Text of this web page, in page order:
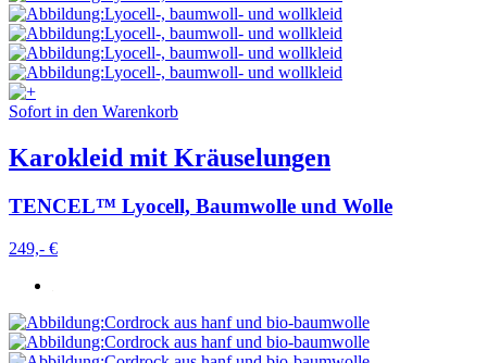
Sofort in den Warenkorb
Karokleid mit Kräuselungen
TENCEL™ Lyocell, Baumwolle und Wolle
249,- €